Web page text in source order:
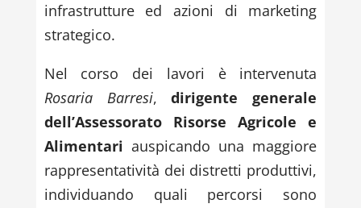
infrastrutture ed azioni di marketing
strategico.
Nel corso dei lavori è intervenuta
Rosaria Barresi,dirigente generale
dell’Assessorato Risorse Agricole e
Alimentari auspicando una maggiore
rappresentatività dei distretti produttivi,
individuando quali percorsi sono